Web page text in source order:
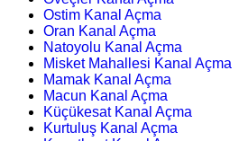
Ostim Kanal Açma
Oran Kanal Açma
Natoyolu Kanal Açma
Misket Mahallesi Kanal Açma
Mamak Kanal Açma
Macun Kanal Açma
Küçükesat Kanal Açma
Kurtuluş Kanal Açma